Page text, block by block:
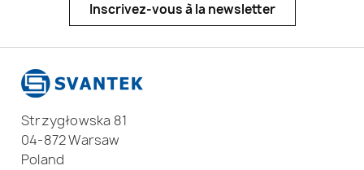
Inscrivez-vous à la newsletter
Strzygłowska 81
04-872 Warsaw
Poland